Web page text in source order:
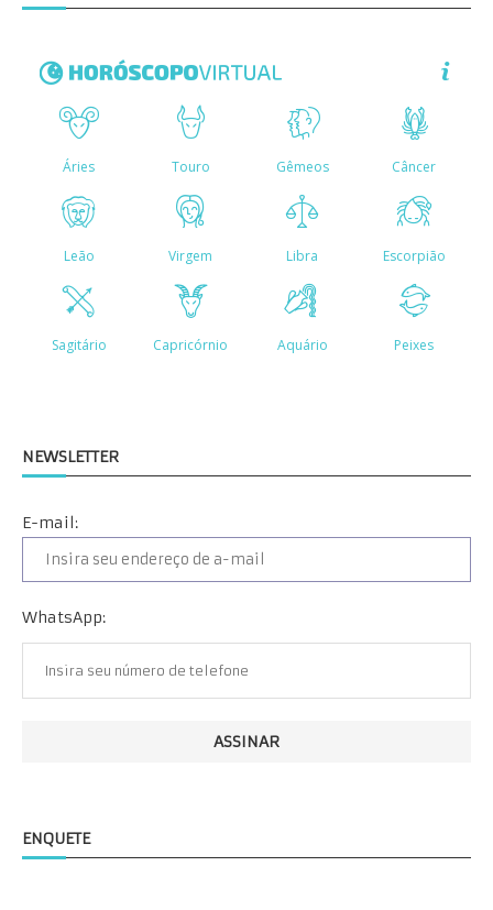
NEWSLETTER
E-mail:
WhatsApp:
ENQUETE